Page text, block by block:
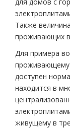
Также
проживающих в
Для примера
проживающему
доступен
находится в
живущему в